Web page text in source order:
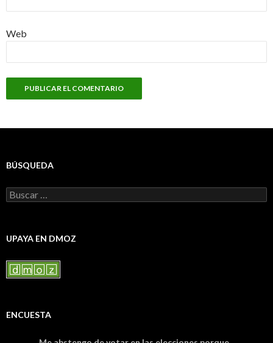
Web
BÚSQUEDA
Buscar:
UPAYA EN DMOZ
ENCUESTA